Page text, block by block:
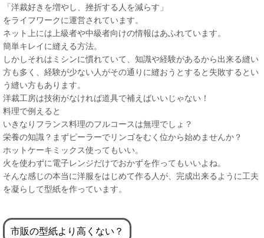
「洋裁好きを増やし、挫折する人を減らす」
をライフワークに運営されています。
ネット上には上級者や中級者向けの情報はあふれています。
簡単キレイに縫える方法。
しかしそれはミシンに慣れていて、知識や経験があるから出来る縫い
方も多く、経験が少ない人がその通りに縫おうとすると失敗するとい
う縫い方もあります。
洋裁工房は技術がなければ道具で補えばいいじゃない！
料理で例えると
いきなりフランス料理のフルコースは無理でしょ？
栄養の知識？まずピーラーでリンゴをむく位から始めませんか？
ホットケーキミックス使ってもいい。
火を使わずに電子レンジだけでおかずを作ってもいいよね。
そんな感じの本当に洋服をはじめて作る人が、完成出来るように工夫
を凝らして型紙を作っています。
市販の型紙より高くない？